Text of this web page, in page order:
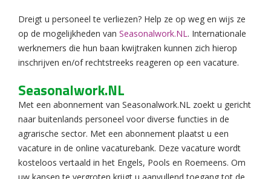
Dreigt u personeel te verliezen? Help ze op weg en wijs ze
op de mogelijkheden van Seasonalwork.NL . Internationale
werknemers die hun baan kwijtraken kunnen zich hierop
inschrijven en/of rechtstreeks reageren op een vacature.
Seasonalwork.NL
Met een abonnement van Seasonalwork.NL zoekt u gericht
naar buitenlands personeel voor diverse functies in de
agrarische sector. Met een abonnement plaatst u een
vacature in de online vacaturebank. Deze vacature wordt
kosteloos vertaald in het Engels, Pools en Roemeens. Om
uw kansen te vergroten krijgt u aanvullend toegang tot de